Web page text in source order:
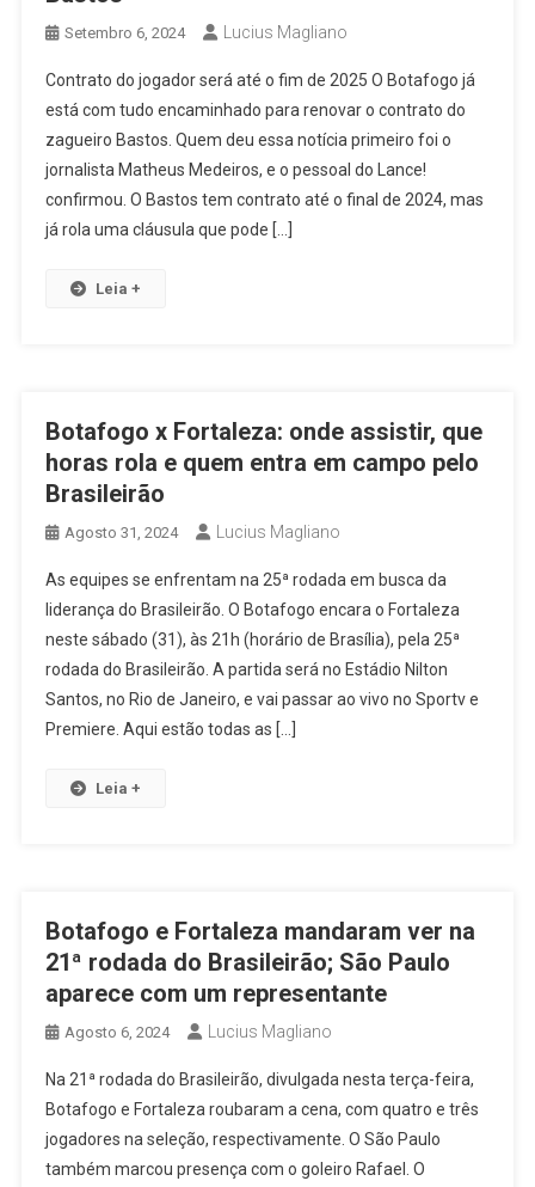
Setembro 6, 2024 Lucius Magliano
Contrato do jogador será até o fim de 2025 O Botafogo já
está com tudo encaminhado para renovar o contrato do
zagueiro Bastos. Quem deu essa notícia primeiro foi o
jornalista Matheus Medeiros, e o pessoal do Lance!
confirmou. O Bastos tem contrato até o final de 2024, mas
já rola uma cláusula que pode […]
Leia +
Botafogo x Fortaleza: onde assistir, que
horas rola e quem entra em campo pelo
Brasileirão
Agosto 31, 2024 Lucius Magliano
As equipes se enfrentam na 25ª rodada em busca da
liderança do Brasileirão. O Botafogo encara o Fortaleza
neste sábado (31), às 21h (horário de Brasília), pela 25ª
rodada do Brasileirão. A partida será no Estádio Nilton
Santos, no Rio de Janeiro, e vai passar ao vivo no Sportv e
Premiere. Aqui estão todas as […]
Leia +
Botafogo e Fortaleza mandaram ver na
21ª rodada do Brasileirão; São Paulo
aparece com um representante
Agosto 6, 2024 Lucius Magliano
Na 21ª rodada do Brasileirão, divulgada nesta terça-feira,
Botafogo e Fortaleza roubaram a cena, com quatro e três
jogadores na seleção, respectivamente. O São Paulo
também marcou presença com o goleiro Rafael. O